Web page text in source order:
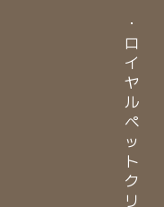
・
ロ
イ
ヤ
ル
ペ
ッ
ト
ク
リ